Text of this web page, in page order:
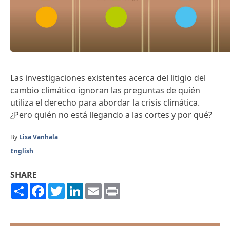
Las investigaciones existentes acerca del litigio del
cambio climático ignoran las preguntas de quién
utiliza el derecho para abordar la crisis climática.
¿Pero quién no está llegando a las cortes y por qué?
By Lisa Vanhala
English
SHARE
ShareFacebook
TwitterLinkedIn
Email